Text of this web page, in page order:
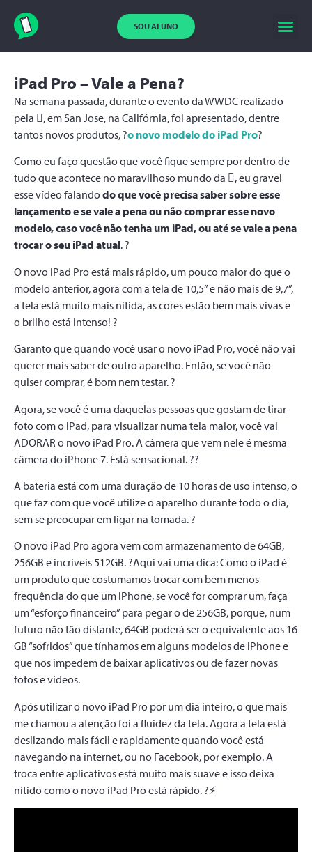
SOU ALUNO
iPad Pro – Vale a Pena?
Na semana passada, durante o evento da WWDC realizado
pela , em San Jose, na Califórnia, foi apresentado, dentre
tantos novos produtos, ?o novo modelo do iPad Pro?
Como eu faço questão que você fique sempre por dentro de
tudo que acontece no maravilhoso mundo da , eu gravei
esse vídeo falandodo que você precisa saber sobre esse
lançamento e se vale a pena ou não comprar esse novo
modelo, caso você não tenha um iPad, ou até se vale a pena
trocar o seu iPad atual. ?
O novo iPad Pro está mais rápido, um pouco maior do que o
modelo anterior, agora com a tela de 10,5” e não mais de 9,7”,
a tela está muito mais nítida, as cores estão bem mais vivas e
o brilho está intenso! ?
Garanto que quando você usar o novo iPad Pro, você não vai
querer mais saber de outro aparelho. Então, se você não
quiser comprar, é bom nem testar. ?
Agora, se você é uma daquelas pessoas que gostam de tirar
foto com o iPad, para visualizar numa tela maior, você vai
ADORAR o novo iPad Pro. A câmera que vem nele é mesma
câmera do iPhone 7. Está sensacional. ??
A bateria está com uma duração de 10 horas de uso intenso, o
que faz com que você utilize o aparelho durante todo o dia,
sem se preocupar em ligar na tomada. ?
O novo iPad Pro agora vem com armazenamento de 64GB,
256GB e incríveis 512GB. ?Aqui vai uma dica: Como o iPad é
um produto que costumamos trocar com bem menos
frequência do que um iPhone, se você for comprar um, faça
um “esforço financeiro” para pegar o de 256GB, porque, num
futuro não tão distante, 64GB poderá ser o equivalente aos 16
GB “sofridos” que tínhamos em alguns modelos de iPhone e
que nos impedem de baixar aplicativos ou de fazer novas
fotos e vídeos.
Após utilizar o novo iPad Pro por um dia inteiro, o que mais
me chamou a atenção foi a fluidez da tela. Agora a tela está
deslizando mais fácil e rapidamente quando você está
navegando na internet, ou no Facebook, por exemplo. A
troca entre aplicativos está muito mais suave e isso deixa
nítido como o novo iPad Pro está rápido. ?⚡️